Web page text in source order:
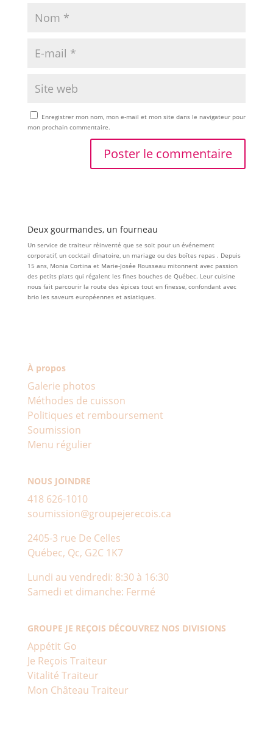
Enregistrer mon nom, mon e-mail et mon site dans le navigateur pour
mon prochain commentaire.
Deux gourmandes, un fourneau
Un service de traiteur réinventé que se soit pour un événement
corporatif, un cocktail dînatoire, un mariage ou des boîtes repas . Depuis
15 ans, Monia Cortina et Marie-Josée Rousseau mitonnent avec passion
des petits plats qui régalent les fines bouches de Québec. Leur cuisine
nous fait parcourir la route des épices tout en finesse, confondant avec
brio les saveurs européennes et asiatiques.
À propos
Galerie photos
Méthodes de cuisson
Politiques et remboursement
Soumission
Menu régulier
NOUS JOINDRE
418 626-1010
soumission@groupejerecois.ca
2405-3 rue De Celles
Québec, Qc, G2C 1K7
Lundi au vendredi: 8:30 à 16:30
Samedi et dimanche: Fermé
GROUPE JE REÇOIS DÉCOUVREZ NOS DIVISIONS
Appétit Go
Je Reçois Traiteur
Vitalité Traiteur
Mon Château Traiteur